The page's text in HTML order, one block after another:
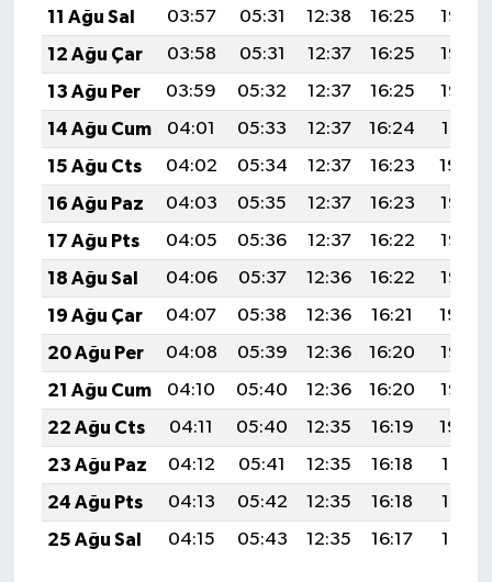
11 Ağu Sal
03:57 05:31 12:38 16:25
19:35
12 Ağu Çar
03:58 05:31 12:37 16:25
19:33
13 Ağu Per
03:59 05:32 12:37 16:25
19:32
14 Ağu Cum
04:01 05:33 12:37 16:24
19:31
15 Ağu Cts
04:02 05:34 12:37 16:23
19:30
16 Ağu Paz
04:03 05:35 12:37 16:23
19:28
17 Ağu Pts
04:05 05:36 12:37 16:22
19:27
18 Ağu Sal
04:06 05:37 12:36 16:22
19:26
19 Ağu Çar
04:07 05:38 12:36 16:21
19:24
20 Ağu Per
04:08 05:39 12:36 16:20
19:23
21 Ağu Cum
04:10 05:40 12:36 16:20
19:22
22 Ağu Cts
04:11 05:40 12:35 16:19
19:20
23 Ağu Paz
04:12 05:41 12:35 16:18
19:19
24 Ağu Pts
04:13 05:42 12:35 16:18
19:17
25 Ağu Sal
04:15 05:43 12:35 16:17 19:16